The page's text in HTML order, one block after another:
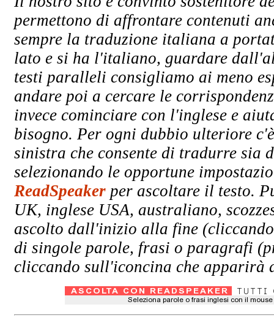
permettono di affrontare contenuti
sempre la traduzione italiana a
lato e si ha l'italiano, guardare
testi paralleli consigliamo ai meno
andare poi a cercare le
invece cominciare con l'inglese e
bisogno. Per ogni dubbio ulteriore
sinistra che consente di tradurre
selezionando le opportune
ReadSpeaker per ascoltare il testo.
UK, inglese USA, australiano,
ascolto dall'inizio alla fine
di singole parole, frasi o paragrafi
cliccando sull'iconcina che apparirà